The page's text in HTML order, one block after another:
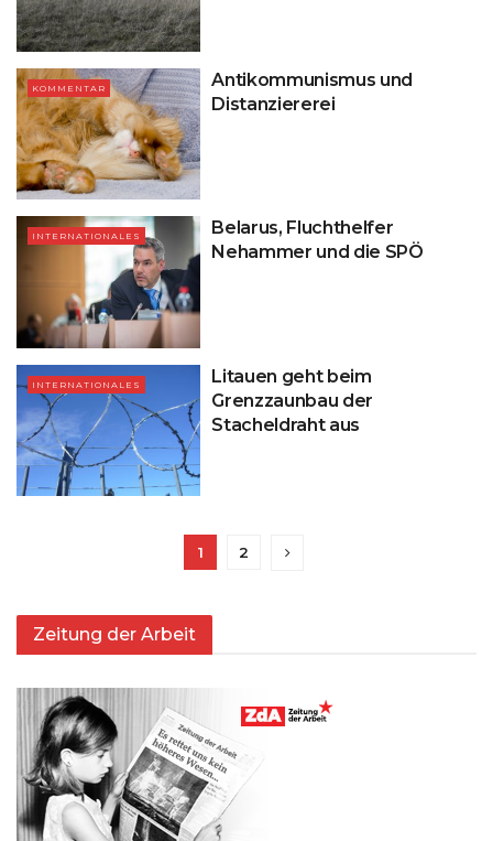
KOMMENTAR
Antikommunismus und
Distanziererei
INTERNATIONALES
Belarus, Fluchthelfer
Nehammer und die SPÖ
INTERNATIONALES
Litauen geht beim
Grenzzaunbau der
Stacheldraht aus
1 2
Zeitung der Arbeit